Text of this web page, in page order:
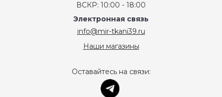
ВСКР: 10:00 - 18:00
Электронная связь
info@mir-tkani39.ru
Наши магазины
Оставайтесь на связи: